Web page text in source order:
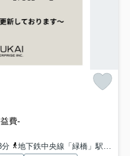
費-
分
地下鉄中央線「緑橋」駅 徒歩13分